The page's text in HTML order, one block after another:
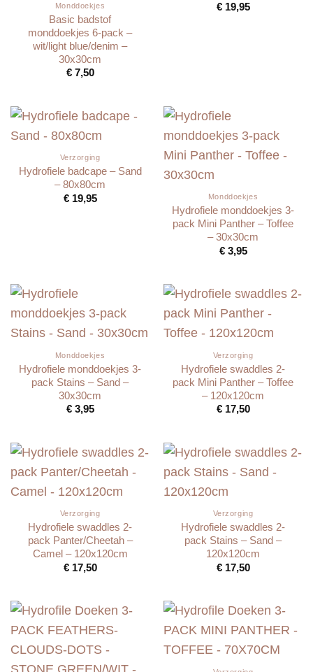
Monddoekjes
Basic badstof
monddoekjes 6-pack –
wit/light blue/denim –
30x30cm
€7,50
€19,95
Verzorging
Hydrofiele badcape – Sand
– 80x80cm
€19,95 Monddoekjes
Hydrofiele monddoekjes 3-
pack Mini Panther – Toffee
– 30x30cm
€3,95
Monddoekjes
Hydrofiele monddoekjes 3-
pack Stains – Sand –
30x30cm
€3,95
Verzorging
Hydrofiele swaddles 2-
pack Mini Panther – Toffee
– 120x120cm
€17,50
Verzorging
Hydrofiele swaddles 2-
pack Panter/Cheetah –
Camel – 120x120cm
€17,50
Verzorging
Hydrofiele swaddles 2-
pack Stains – Sand –
120x120cm
€17,50